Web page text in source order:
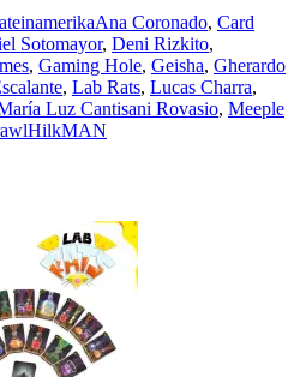
Ana Coronado, Card
Sotomayor, Deni Rizkito,
, Gaming Hole, Geisha, Gherardo
, Lab Rats, Lucas Charra,
Luz Cantisani Rovasio, Meeple
HilkMAN